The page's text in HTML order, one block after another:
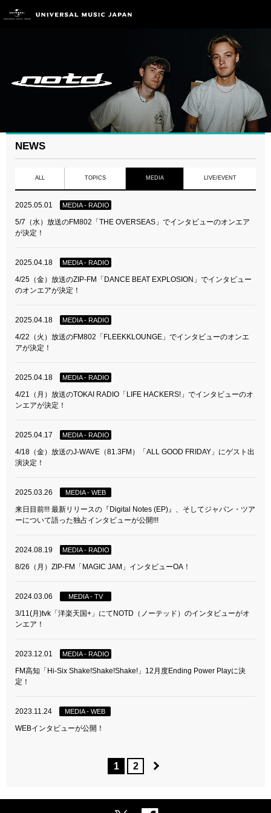
NEWS
ALL TOPICS MEDIA LIVE/EVENT
2025.05.01 MEDIA - RADIO
5/7（水）放送のFM802「THE OVERSEAS」でインタビューのオンエア
が決定！
2025.04.18 MEDIA - RADIO
4/25（金）放送のZIP-FM「DANCE BEAT EXPLOSION」でインタビュー
のオンエアが決定！
2025.04.18 MEDIA - RADIO
4/22（火）放送のFM802「FLEEKKLOUNGE」でインタビューのオンエ
アが決定！
2025.04.18 MEDIA - RADIO
4/21（月）放送のTOKAI RADIO「LIFE HACKERS!」でインタビューのオ
ンエアが決定！
2025.04.17 MEDIA - RADIO
4/18（金）放送のJ-WAVE（81.3FM）「ALL GOOD FRIDAY」にゲスト出
演決定！
2025.03.26 MEDIA - WEB
来日目前!!! 最新リリースの『Digital Notes (EP)』、そしてジャパン・ツア
ーについて語った独占インタビューが公開!!!
2024.08.19 MEDIA - RADIO
8/26（月）ZIP-FM「MAGIC JAM」インタビューOA！
2024.03.06 MEDIA - TV
3/11(月)tvk「洋楽天国+」にてNOTD（ノーテッド）のインタビューがオ
ンエア！
2023.12.01 MEDIA - RADIO
FM高知「Hi-Six Shake!Shake!Shake!」12月度Ending Power Playに決
定！
2023.11.24 MEDIA - WEB
WEBインタビューが公開！
1 2